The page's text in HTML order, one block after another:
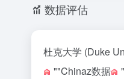
数据评估
杜克大学 (Duke
""Chinaz数据